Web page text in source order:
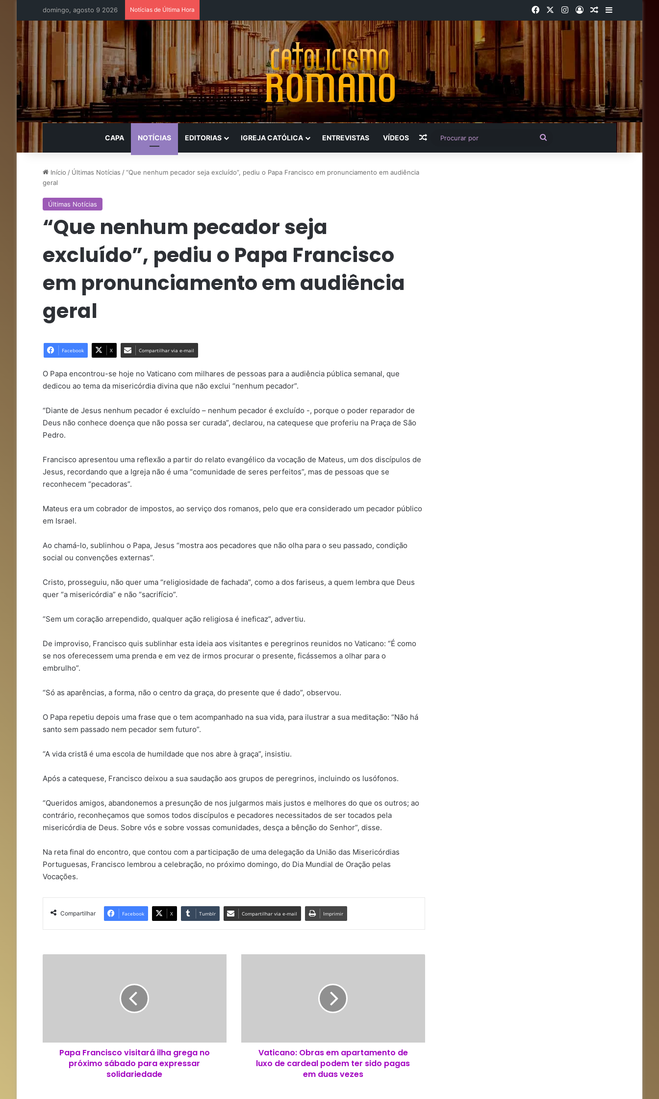
domingo, agosto 9 2026 Notícias de Última Hora FacebookInstagram
EntrarArtigo aleatório
Barra
CAPA NOTÍCIAS EDITORIAS IGREJA CATÓLICA ENTREVISTAS VÍDEOS Artigo aleatório
por
Início / Últimas Notícias /“Que nenhum pecador seja excluído”, pediu o Papa Francisco em pronunciamento em audiência
geral
Últimas Notícias
“Que nenhum pecador seja
excluído”, pediu o Papa Francisco
em pronunciamento em audiência
geral
Facebook X Compartilhar via e-mail
O Papa encontrou-se hoje no Vaticano com milhares de pessoas para a audiência pública semanal, que
dedicou ao tema da misericórdia divina que não exclui “nenhum pecador”.
“Diante de Jesus nenhum pecador é excluído – nenhum pecador é excluído -, porque o poder reparador de
Deus não conhece doença que não possa ser curada”, declarou, na catequese que proferiu na Praça de São
Pedro.
Francisco apresentou uma reflexão a partir do relato evangélico da vocação de Mateus, um dos discípulos de
Jesus, recordando que a Igreja não é uma “comunidade de seres perfeitos”, mas de pessoas que se
reconhecem “pecadoras”.
Mateus era um cobrador de impostos, ao serviço dos romanos, pelo que era considerado um pecador público
em Israel.
Ao chamá-lo, sublinhou o Papa, Jesus “mostra aos pecadores que não olha para o seu passado, condição
social ou convenções externas”.
Cristo, prosseguiu, não quer uma “religiosidade de fachada”, como a dos fariseus, a quem lembra que Deus
quer “a misericórdia” e não “sacrifício”.
“Sem um coração arrependido, qualquer ação religiosa é ineficaz”, advertiu.
De improviso, Francisco quis sublinhar esta ideia aos visitantes e peregrinos reunidos no Vaticano: “É como
se nos oferecessem uma prenda e em vez de irmos procurar o presente, ficássemos a olhar para o
embrulho”.
“Só as aparências, a forma, não o centro da graça, do presente que é dado”, observou.
O Papa repetiu depois uma frase que o tem acompanhado na sua vida, para ilustrar a sua meditação: “Não há
santo sem passado nem pecador sem futuro”.
“A vida cristã é uma escola de humildade que nos abre à graça”, insistiu.
Após a catequese, Francisco deixou a sua saudação aos grupos de peregrinos, incluindo os lusófonos.
“Queridos amigos, abandonemos a presunção de nos julgarmos mais justos e melhores do que os outros; ao
contrário, reconheçamos que somos todos discípulos e pecadores necessitados de ser tocados pela
misericórdia de Deus. Sobre vós e sobre vossas comunidades, desça a bênção do Senhor”, disse.
Na reta final do encontro, que contou com a participação de uma delegação da União das Misericórdias
Portuguesas, Francisco lembrou a celebração, no próximo domingo, do Dia Mundial de Oração pelas
Vocações.
Compartilhar Facebook X Tumblr Compartilhar via e-mail Imprimir
c
Papa Francisco visitará ilha grega no
próximo sábado para expressar
solidariedade
:
Vaticano: Obras em apartamento de
luxo de cardeal podem ter sido pagas
em duas vezes